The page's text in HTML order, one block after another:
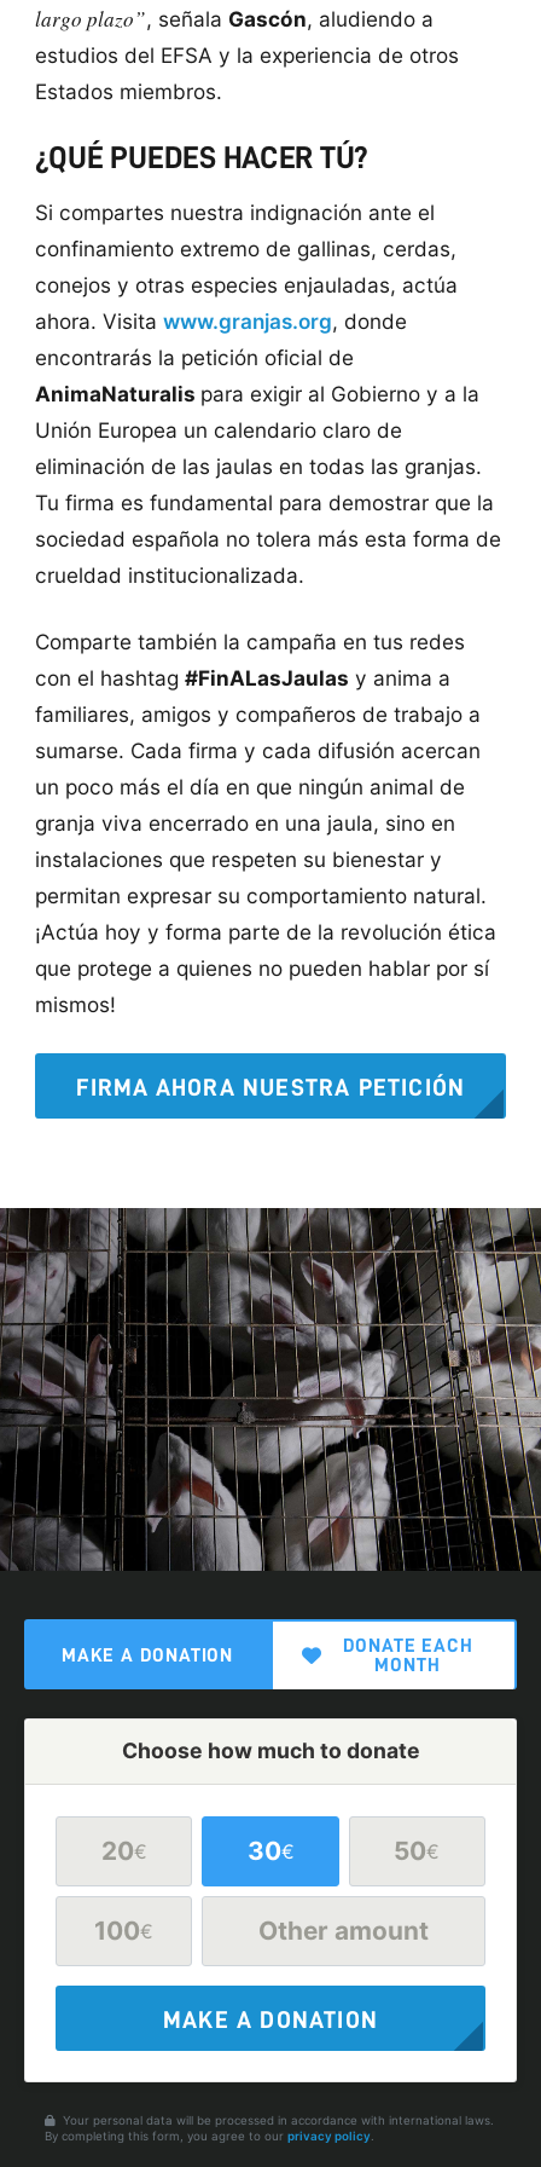
largo plazo”, señala Gascón, aludiendo a
estudios del EFSA y la experiencia de otros
Estados miembros.
¿QUÉ PUEDES HACER TÚ?
Si compartes nuestra indignación ante el
confinamiento extremo de gallinas, cerdas,
conejos y otras especies enjauladas, actúa
ahora. Visita www.granjas.org, donde
encontrarás la petición oficial de
AnimaNaturalis para exigir al Gobierno y a la
Unión Europea un calendario claro de
eliminación de las jaulas en todas las granjas.
Tu firma es fundamental para demostrar que la
sociedad española no tolera más esta forma de
crueldad institucionalizada.
Comparte también la campaña en tus redes
con el hashtag #FinALasJaulas y anima a
familiares, amigos y compañeros de trabajo a
sumarse. Cada firma y cada difusión acercan
un poco más el día en que ningún animal de
granja viva encerrado en una jaula, sino en
instalaciones que respeten su bienestar y
permitan expresar su comportamiento natural.
¡Actúa hoy y forma parte de la revolución ética
que protege a quienes no pueden hablar por sí
mismos!
FIRMA AHORA NUESTRA PETICIÓN
MAKE A DONATION
DONATE EACH
MONTH
Choose how much to donate
20€ 30€ 50€
100€ Other amount
MAKE A DONATION
Your personal data will be processed in accordance with international laws.
By completing this form, you agree to our privacy policy